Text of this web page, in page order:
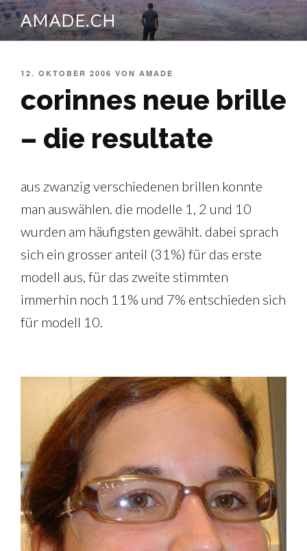
Zum
Inhalt
springen
AMADE.CH
VERÖFFENTLICHT
12. OKTOBER 2006 VON AMADE
corinnes neue brille
– die resultate
aus zwanzig verschiedenen brillen konnte
man auswählen. die modelle 1, 2 und 10
wurden am häufigsten gewählt. dabei sprach
sich ein grosser anteil (31%) für das erste
modell aus, für das zweite stimmten
immerhin noch 11% und 7% entschieden sich
für modell 10.